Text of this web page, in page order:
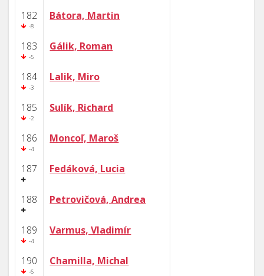
182
-8
Bátora, Martin
183
-5
Gálik, Roman
184
-3
Lalik, Miro
185
-2
Sulík, Richard
186
-4
Moncoľ, Maroš
187 Fedáková, Lucia
188 Petrovičová, Andrea
189
-4
Varmus, Vladimír
190
-6
Chamilla, Michal